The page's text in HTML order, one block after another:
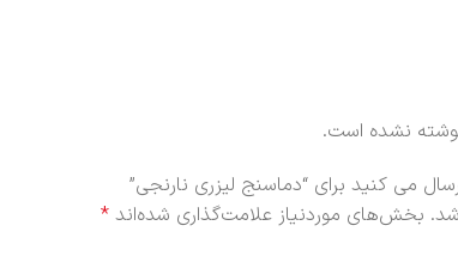
نشده است.
می کنید برای “دماسنج لیزری نارنجی”
بخش‌های موردنیاز علامت‌گذاری شده‌اند *